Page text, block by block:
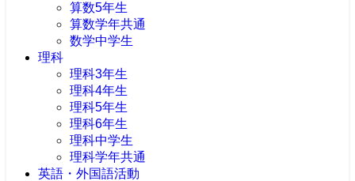
算数5年生
算数学年共通
数学中学生
理科
理科3年生
理科4年生
理科5年生
理科6年生
理科中学生
理科学年共通
英語・外国語活動